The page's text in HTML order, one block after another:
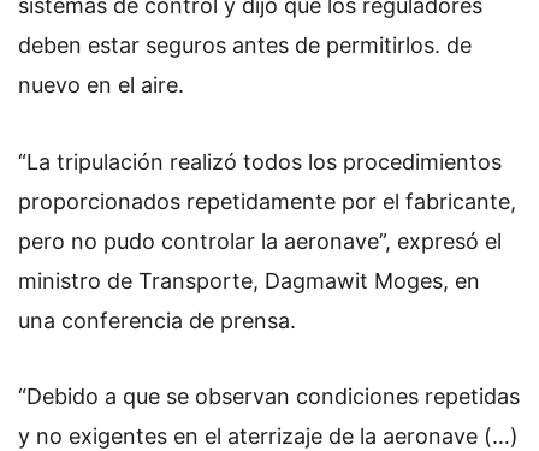
sistemas de control y dijo que los reguladores
deben estar seguros antes de permitirlos. de
nuevo en el aire.
“La tripulación realizó todos los procedimientos
proporcionados repetidamente por el fabricante,
pero no pudo controlar la aeronave”, expresó el
ministro de Transporte, Dagmawit Moges, en
una conferencia de prensa.
“Debido a que se observan condiciones repetidas
y no exigentes en el aterrizaje de la aeronave (…)